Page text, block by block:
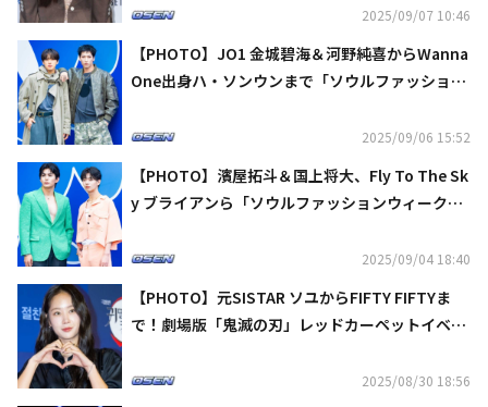
2025/09/07 10:46
【PHOTO】JO1 金城碧海＆河野純喜からWanna
One出身ハ・ソンウンまで「ソウルファッション
2025/09/06 15:52
【PHOTO】濱屋拓斗＆国上将大、Fly To The Sk
y ブライアンら「ソウルファッションウィーク」
2025/09/04 18:40
【PHOTO】元SISTAR ソユからFIFTY FIFTYま
で！劇場版「鬼滅の刃」レッドカーペットイベン
2025/08/30 18:56